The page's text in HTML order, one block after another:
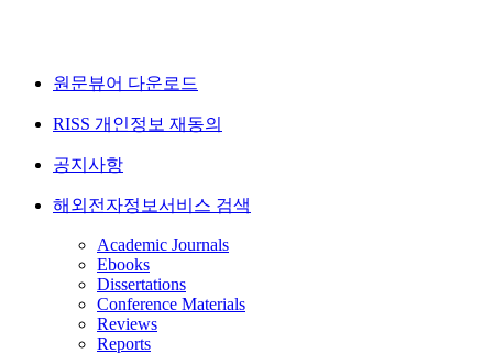
원문뷰어 다운로드
RISS 개인정보 재동의
공지사항
해외전자정보서비스 검색
Academic Journals
Ebooks
Dissertations
Conference Materials
Reviews
Reports